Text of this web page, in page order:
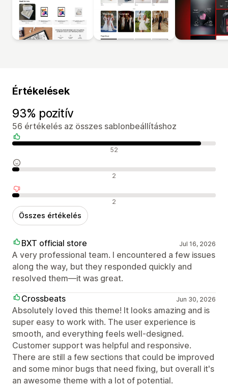
Értékelések
93% pozitív
56 értékelés az összes sablonbeállításhoz
Pozitív értékelések 52
Semleges értékelések 2
Negatív értékelések 2
Összes értékelés
BXT official store Jul 16, 2026
A very professional team. I encountered a few issues
along the way, but they responded quickly and
resolved them—it was great.
Crossbeats
Jun 30, 2026
Absolutely loved this theme! It looks amazing and is
super easy to work with. The user experience is
smooth, and everything feels well-designed.
Customer support was helpful and responsive.
There are still a few sections that could be improved
and some minor bugs that need fixing, but overall it's
an awesome theme with a lot of potential.